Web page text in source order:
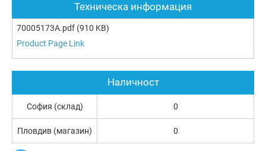
Техническа информация
70005173A.pdf (910 KB)
Product Page Link
Наличност
София (склад) 0
Пловдив (магазин) 0